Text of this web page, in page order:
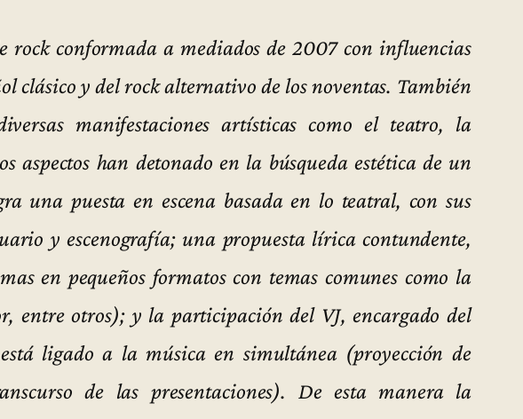
rock conformada a mediados de 2007 con influencias
clásico y del rock alternativo de los noventas. También
manifestaciones artísticas como el teatro, la
aspectos han detonado en la búsqueda estética de un
una puesta en escena basada en lo teatral, con sus
y escenografía; una propuesta lírica contundente,
en pequeños formatos con temas comunes como la
entre otros); y la participación del VJ, encargado del
ligado a la música en simultánea (proyección de
de las presentaciones). De esta manera la